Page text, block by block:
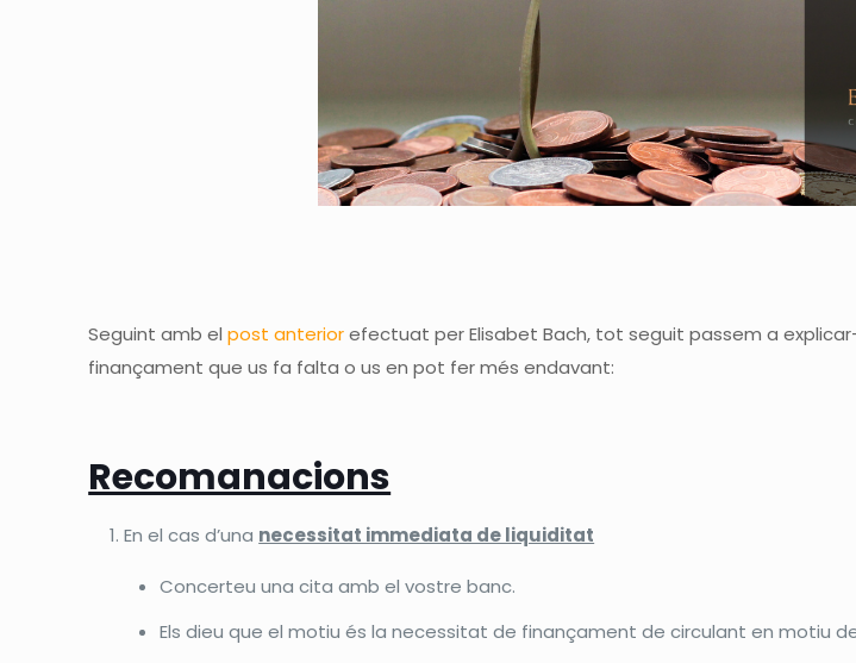
Seguint amb elpost anteriorefectuat per Elisabet Bach, tot seguit passem a
finançament que us fa falta o us en pot fer més endavant:
Recomanacions
En el cas d’una necessitat immediata de liquiditat
Concerteu una cita amb el vostre banc.
Els dieu que el motiu és la necessitat de finançament de circulant en motiu